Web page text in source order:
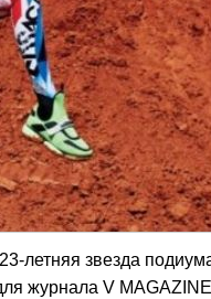
летняя звезда
журнала V